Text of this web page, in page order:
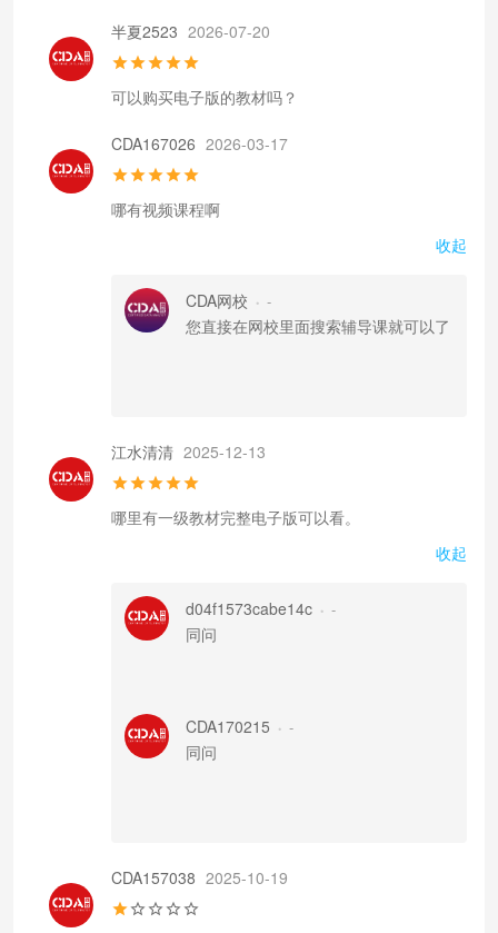
半夏2523 2026-07-20
可以购买电子版的教材吗？
CDA167026 2026-03-17
哪有视频课程啊
收起
CDA网校 • -
您直接在网校里面搜索辅导课就可以了
江水清清 2025-12-13
哪里有一级教材完整电子版可以看。
收起
d04f1573cabe14c • -
同问
CDA170215 • -
同问
CDA157038 2025-10-19